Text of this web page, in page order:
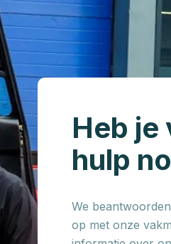
Heb je
hulp
We
op met onze